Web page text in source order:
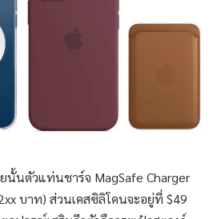
นั้นตัวแท่นชาร์จ MagSafe Charger
บาท) ส่วนเคสซิลิโคนจะอยู่ที่ $49